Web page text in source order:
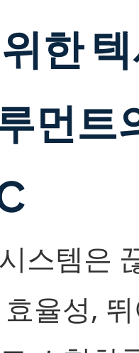
한
먼트
스템은
율성,